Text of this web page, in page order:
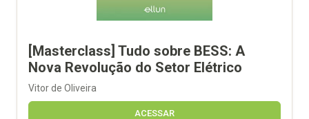
[Masterclass] Tudo sobre BESS: A
Nova Revolução do Setor Elétrico
Vitor de Oliveira
ACESSAR